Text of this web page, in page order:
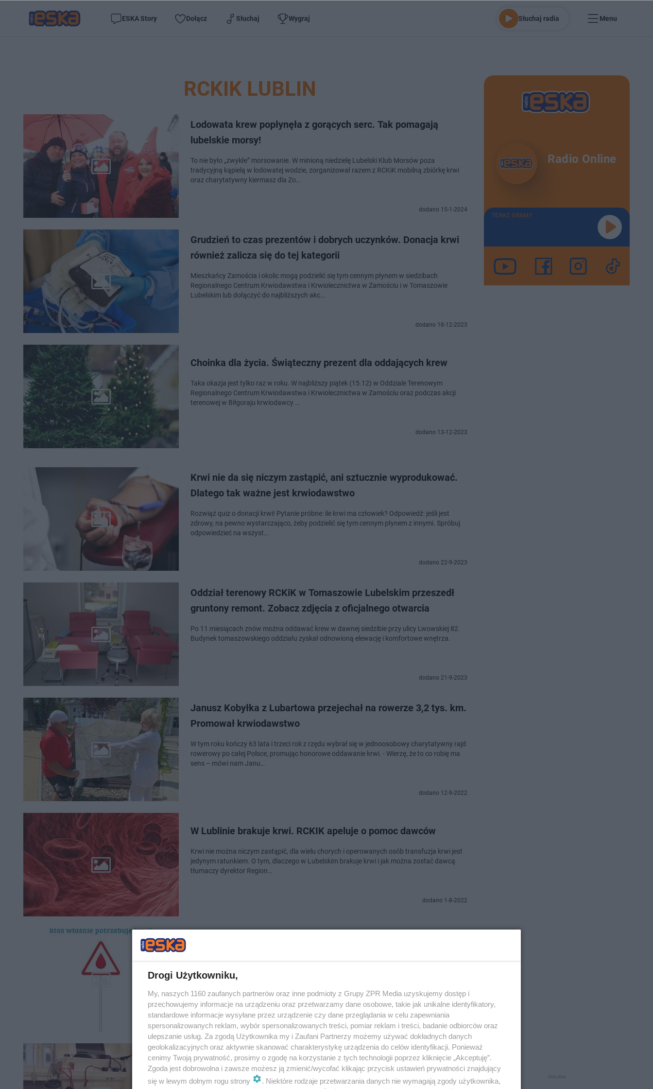
ESKA Story Dołącz Słuchaj Wygraj Słuchaj radia Menu
RCKIK LUBLIN
Lodowata krew popłynęła z gorących serc. Tak pomagają
lubelskie morsy!
To nie było „zwykłe” morsowanie. W minioną niedzielę Lubelski Klub Morsów poza
tradycyjną kąpielą w lodowatej wodzie, zorganizował razem z RCKiK mobilną zbiórkę krwi
oraz charytatywny kiermasz dla Zo…
dodano 15-1-2024
Grudzień to czas prezentów i dobrych uczynków. Donacja krwi
również zalicza się do tej kategorii
Mieszkańcy Zamościa i okolic mogą podzielić się tym cennym płynem w siedzibach
Regionalnego Centrum Krwiodawstwa i Krwiolecznictwa w Zamościu i w Tomaszowie
Lubelskim lub dołączyć do najbliższych akc…
dodano 18-12-2023
Choinka dla życia. Świąteczny prezent dla oddających krew
Taka okazja jest tylko raz w roku. W najbliższy piątek (15.12) w Oddziale Terenowym
Regionalnego Centrum Krwiodawstwa i Krwiolecznictwa w Zamościu oraz podczas akcji
terenowej w Biłgoraju krwiodawcy …
dodano 13-12-2023
Krwi nie da się niczym zastąpić, ani sztucznie wyprodukować.
Dlatego tak ważne jest krwiodawstwo
Rozwiąż quiz o donacji krwi! Pytanie próbne: ile krwi ma człowiek? Odpowiedź: jeśli jest
zdrowy, na pewno wystarczająco, żeby podzielić się tym cennym płynem z innymi. Spróbuj
odpowiedzieć na wszyst…
dodano 22-9-2023
Oddział terenowy RCKiK w Tomaszowie Lubelskim przeszedł
gruntony remont. Zobacz zdjęcia z oficjalnego otwarcia
Po 11 miesiącach znów można oddawać krew w dawnej siedzibie przy ulicy Lwowskiej 82.
Budynek tomaszowskiego oddziału zyskał odnowioną elewację i komfortowe wnętrza.
dodano 21-9-2023
Janusz Kobyłka z Lubartowa przejechał na rowerze 3,2 tys. km.
Promował krwiodawstwo
W tym roku kończy 63 lata i trzeci rok z rzędu wybrał się w jednoosobowy charytatywny rajd
rowerowy po całej Polsce, promując honorowe oddawanie krwi. - Wierzę, że to co robię ma
sens – mówi nam Janu…
dodano 12-9-2022
W Lublinie brakuje krwi. RCKIK apeluje o pomoc dawców
Krwi nie można niczym zastąpić, dla wielu chorych i operowanych osób transfuzja krwi jest
jedynym ratunkiem. O tym, dlaczego w Lubelskim brakuje krwi i jak można zostać dawcą
tłumaczy dyrektor Region…
dodano 1-8-2022
dodano 10-6-2021
UMCS zachęca ozdrowieńców do oddawania osocza do terapii
[AUDIO]
Radio Online
TERAZ GRAMY
Drogi Użytkowniku,
My, naszych 1160 zaufanych partnerów oraz inne podmioty z Grupy ZPR Media uzyskujemy dostęp i
przechowujemy informacje na urządzeniu oraz przetwarzamy dane osobowe, takie jak unikalne identyfikatory,
standardowe informacje wysyłane przez urządzenie czy dane przeglądania w celu zapewniania
spersonalizowanych reklam, wybór spersonalizowanych treści, pomiar reklam i treści, badanie odbiorców oraz
ulepszanie usług. Za zgodą Użytkownika my i Zaufani Partnerzy możemy używać dokładnych danych
geolokalizacyjnych oraz aktywnie skanować charakterystykę urządzenia do celów identyfikacji. Ponieważ
cenimy Twoją prywatność, prosimy o zgodę na korzystanie z tych technologii poprzez kliknięcie „Akceptuję”.
Zgoda jest dobrowolna i zawsze możesz ją zmienić/wycofać klikając przycisk ustawień prywatności znajdujący
się w lewym dolnym rogu strony
. Niektóre rodzaje przetwarzania danych nie wymagają zgody użytkownika,